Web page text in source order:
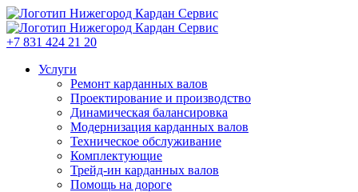
+7 831 424 21 20
Услуги
Ремонт карданных валов
Проектирование и производство
Динамическая балансировка
Модернизация карданных валов
Техническое обслуживание
Комплектующие
Трейд-ин карданных валов
Помощь на дороге